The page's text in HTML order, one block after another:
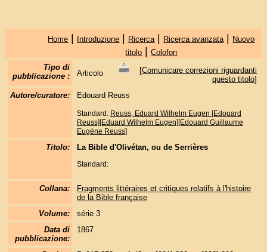
Home | Introduzione | Ricerca | Ricerca avanzata | Nuovo
titolo |Colofon
Tipo di
pubblicazione :
Articolo [Comunicare correzioni riguardanti
questo titolo]
Autore/curatore:
Edouard Reuss
Standard: Reuss, Eduard Wilhelm Eugen [Edouard
Reuss][Eduard Wilhelm Eugen][Edouard Guillaume
Eugène Reuss]
Titolo: La Bible d'Olivétan, ou de Serrières
Standard:
Collana:
Fragments littéraires et critiques relatifs à l'histoire
de la Bible française
Volume:
série 3
Data di
pubblicazione:
1867